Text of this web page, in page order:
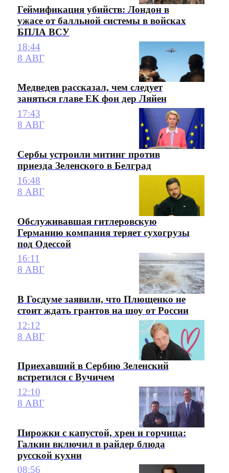
Геймификация убийств: Лондон в
ужасе от балльной системы в войсках
БПЛА ВСУ
18:44
8 АВГ
Медведев рассказал, чем следует
заняться главе ЕК фон дер Ляйен
17:43
8 АВГ
Сербы устроили митинг против
приезда Зеленского в Белград
16:48
8 АВГ
Обслуживавшая гитлеровскую
Германию компания теряет сухогрузы
под Одессой
16:11
8 АВГ
В Госдуме заявили, что Плющенко не
стоит ждать грантов на шоу от России
12:12
8 АВГ
Приехавший в Сербию Зеленский
встретился с Вучичем
12:10
8 АВГ
Пирожки с капустой, хрен и горчица:
Галкин включил в райдер блюда
русской кухни
08:56